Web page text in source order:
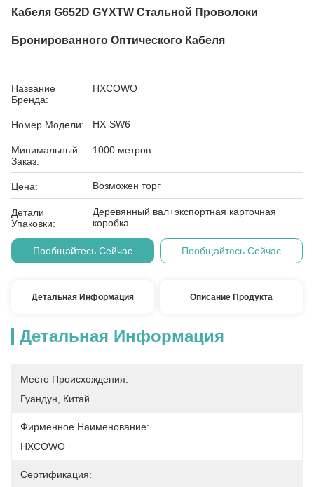
Кабеля G652D GYXTW Стальной Проволоки
Бронированного Оптического Кабеля
Название
Бренда:
HXCOWO
Номер Модели: HX-SW6
Минимальный
Заказ:
1000 метров
Цена: Возможен торг
Детали
Упаковки:
Деревянный вал+экспортная карточная
коробка
Пообщайтесь Сейчас Пообщайтесь Сейчас
Детальная Информация Описание Продукта
Детальная Информация
Место Происхождения:
Гуандун, Китай
Фирменное Наименование:
HXCOWO
Сертификация: